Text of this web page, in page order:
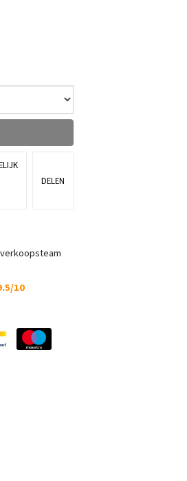
DELEN
10